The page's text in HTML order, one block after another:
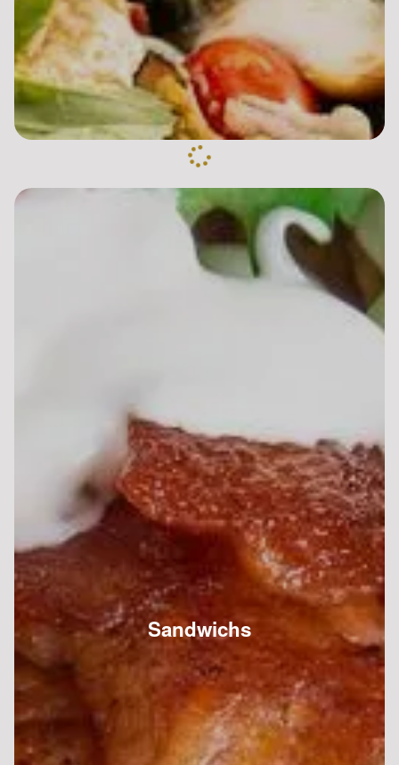
8.00 €
Base sauce tomate, mozzarella, origan
Base sauce tomate, mozzarella, jambon de dinde,
champignons, origan
Calzone jambon de dinde
10.00 €
Base sauce tomate, mozzarella, oeuf, origan, jambon
de dinde